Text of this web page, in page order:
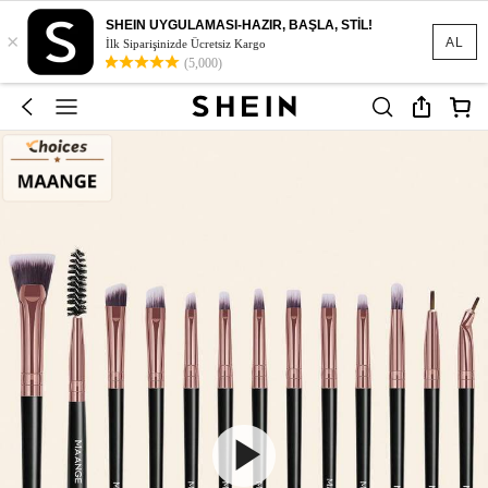
AL
×
SHEIN UYGULAMASI-HAZIR, BAŞLA, STİL!
İlk Siparişinizde Ücretsiz Kargo
(5,000)